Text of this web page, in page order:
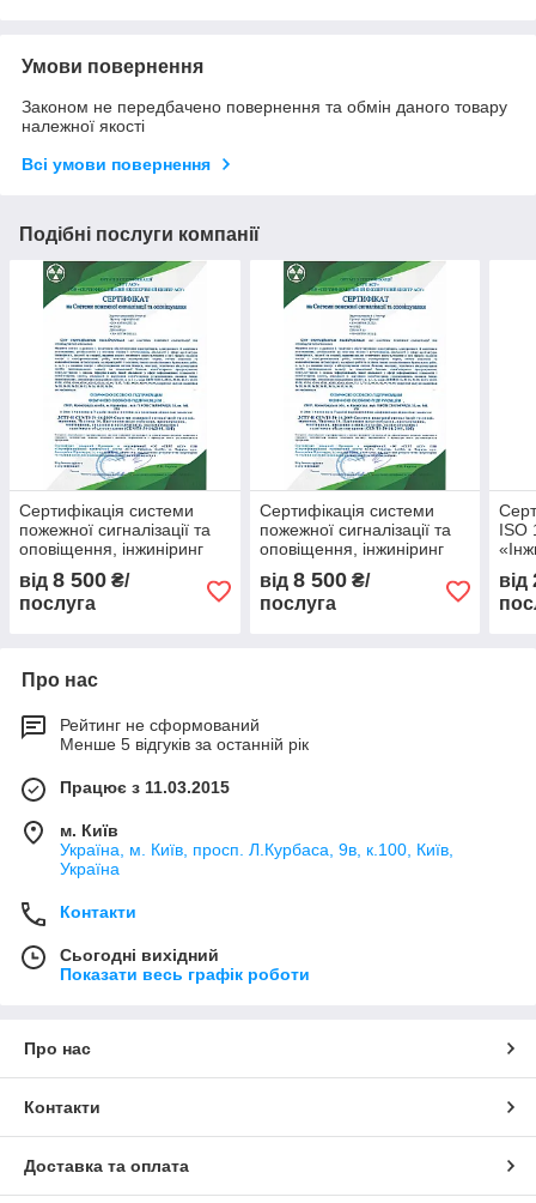
Умови повернення
Законом не передбачено повернення та обмін даного товару
належної якості
Всі умови повернення
Подібні послуги компанії
Сертифікація системи
пожежної сигналізації та
оповіщення, інжиніринг
пожежної безпеки
від 8 500 ₴/
послуга
Сертифікація системи
пожежної сигналізації та
оповіщення, інжиніринг
пожежної безпеки
від 8 500₴/
послуга
ISO
від
Про нас
Рейтинг не сформований
Менше 5 відгуків за останній рік
Працює з 11.03.2015
м. Київ
Україна, м. Київ, просп. Л.Курбаса, 9в, к.100, Київ,
Україна
Контакти
Сьогодні вихідний
Показати весь графік роботи
Про нас
Контакти
Доставка та оплата